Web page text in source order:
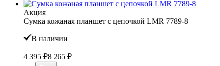
Акция
Сумка кожаная планшет с цепочкой LMR 7789-8
В наличии
4 395 ₽8 265 ₽